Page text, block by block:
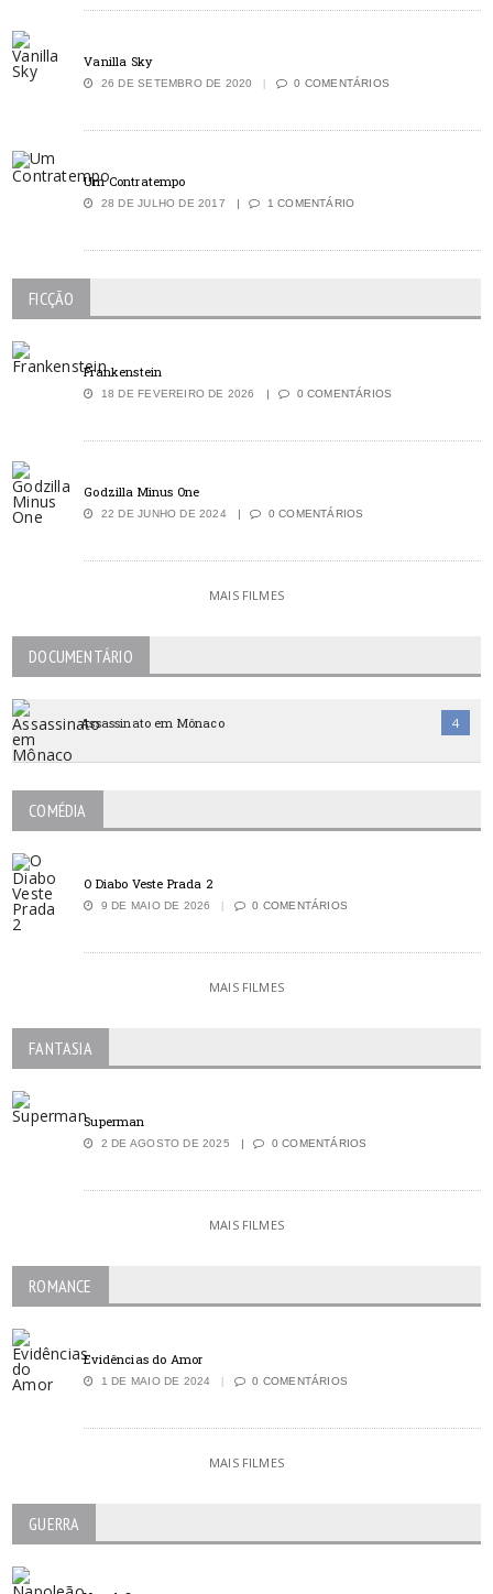
Vanilla Sky
26 DE SETEMBRO DE 2020 0 COMENTÁRIOS
Um Contratempo
28 DE JULHO DE 2017 1 COMENTÁRIO
FICÇÃO
Frankenstein
18 DE FEVEREIRO DE 2026 0 COMENTÁRIOS
Godzilla Minus One
22 DE JUNHO DE 2024 0 COMENTÁRIOS
MAIS FILMES
DOCUMENTÁRIO
Assassinato em Mônaco 4
COMÉDIA
O Diabo Veste Prada 2
9 DE MAIO DE 2026 0 COMENTÁRIOS
MAIS FILMES
FANTASIA
Superman
2 DE AGOSTO DE 2025 0 COMENTÁRIOS
MAIS FILMES
ROMANCE
Evidências do Amor
1 DE MAIO DE 2024 0 COMENTÁRIOS
MAIS FILMES
GUERRA